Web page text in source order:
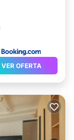
VER OFERTA